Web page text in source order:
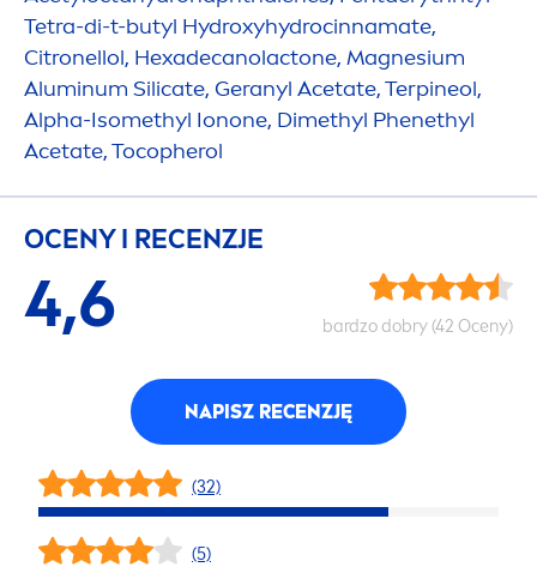
Tetra-di-t-butyl Hydroxyhydrocinnamate,
Citronellol, Hexadecanolactone, Magnesium
Aluminum Silicate, Geranyl Acetate, Terpineol,
Alpha-Isomethyl Ionone, Dimethyl Phenethyl
Acetate, Tocopherol
OCENY I RECENZJE
4,6 bardzo dobry (42 Oceny)
NAPISZ RECENZJĘ
(32)
(5)